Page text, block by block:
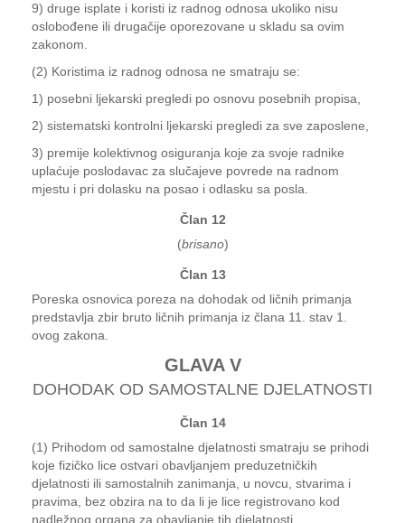
9) druge isplate i koristi iz radnog odnosa ukoliko nisu
oslobođene ili drugačije oporezovane u skladu sa ovim
zakonom.
(2) Koristima iz radnog odnosa ne smatraju se:
1) posebni ljekarski pregledi po osnovu posebnih propisa,
2) sistematski kontrolni ljekarski pregledi za sve zaposlene,
3) premije kolektivnog osiguranja koje za svoje radnike
uplaćuje poslodavac za slučajeve povrede na radnom
mjestu i pri dolasku na posao i odlasku sa posla.
Član 12
(brisano)
Član 13
Poreska osnovica poreza na dohodak od ličnih primanja
predstavlja zbir bruto ličnih primanja iz člana 11. stav 1.
ovog zakona.
GLAVA V
DOHODAK OD SAMOSTALNE DJELATNOSTI
Član 14
(1) Prihodom od samostalne djelatnosti smatraju se prihodi
koje fizičko lice ostvari obavljanjem preduzetničkih
djelatnosti ili samostalnih zanimanja, u novcu, stvarima i
pravima, bez obzira na to da li je lice registrovano kod
nadležnog organa za obavljanje tih djelatnosti.